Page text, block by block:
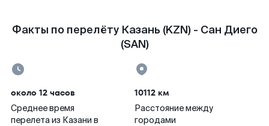
Факты по перелёту Казань (KZN) - Сан Диего
(SAN)
около 12 часов
Среднее время
перелета из Казани в
10112 км
Расстояние между
городами